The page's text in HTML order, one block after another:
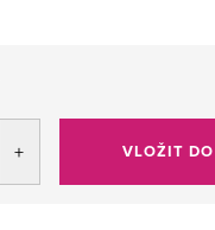
VLOŽIT